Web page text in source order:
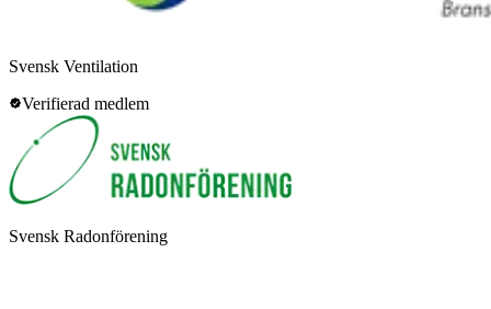
Svensk Ventilation
Verifierad medlem
Svensk Radonförening